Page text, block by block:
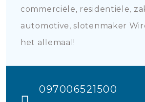
commerciële, residentiële,
automotive, slotenmaker
het allemaal!
097006521500